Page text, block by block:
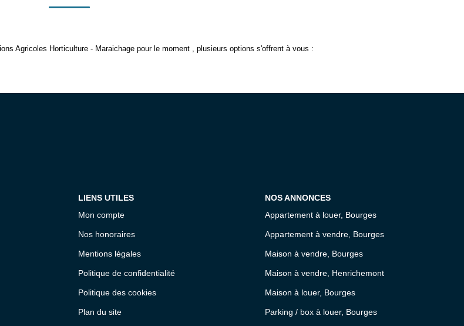
Agricoles Horticulture - Maraichage pour le moment , plusieurs options s'offrent à vous :
LIENS UTILES
Mon compte
Nos honoraires
Mentions légales
Politique de confidentialité
Politique des cookies
Plan du site
NOS ANNONCES
Appartement à louer, Bourges
Appartement à vendre, Bourges
Maison à vendre, Bourges
Maison à vendre, Henrichemont
Maison à louer, Bourges
Parking / box à louer, Bourges